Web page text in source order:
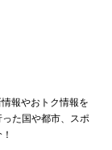
報やおトク情報を
た国や都市、スポ